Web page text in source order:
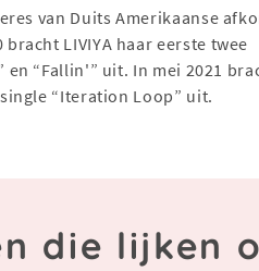
van Duits Amerikaanse
bracht LIVIYA haar eerste twee
en “Fallin'” uit. In mei 2021
“Iteration Loop” uit.
die lijken